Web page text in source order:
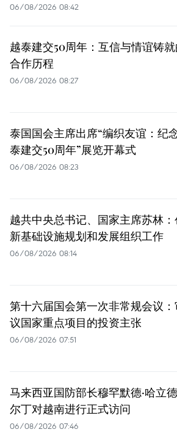
06/08/2026 08:42
越泰建交50周年：互信与情谊铸
合作历程
06/08/2026 08:27
泰国国会主席出席“编织友谊：纪
泰建交50周年”展览开幕式
06/08/2026 08:23
越共中央总书记、国家主席苏林：
新基础设施规划和发展组织工作
06/08/2026 08:14
第十六届国会第一次非常规会议：
议国家重点项目的投资主张
06/08/2026 07:51
马来西亚国防部长穆罕默德·哈立
尔丁对越南进行正式访问
06/08/2026 07:46